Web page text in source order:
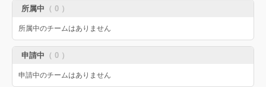
所属中 （ 0 ）
所属中のチームはありません
申請中 （ 0 ）
申請中のチームはありません